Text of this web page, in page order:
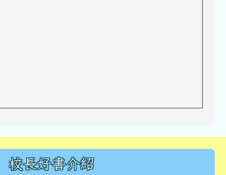
校長好書介紹